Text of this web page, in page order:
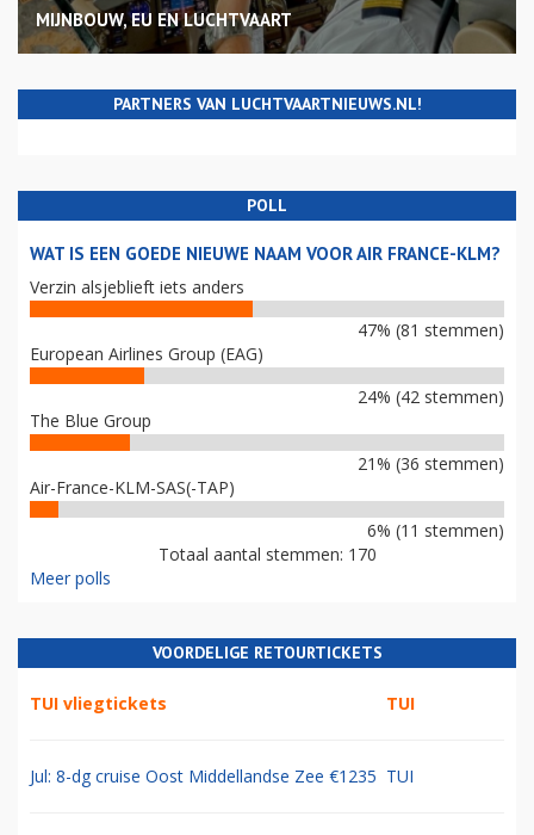
MIJNBOUW, EU EN LUCHTVAART
PARTNERS VAN LUCHTVAARTNIEUWS.NL!
POLL
WAT IS EEN GOEDE NIEUWE NAAM VOOR AIR FRANCE-KLM?
Verzin alsjeblieft iets anders
47% (81 stemmen)
European Airlines Group (EAG)
24% (42 stemmen)
The Blue Group
21% (36 stemmen)
Air-France-KLM-SAS(-TAP)
6% (11 stemmen)
Totaal aantal stemmen: 170
Meer polls
VOORDELIGE RETOURTICKETS
TUI vliegtickets TUI
Jul: 8-dg cruise Oost Middellandse Zee €1235 TUI